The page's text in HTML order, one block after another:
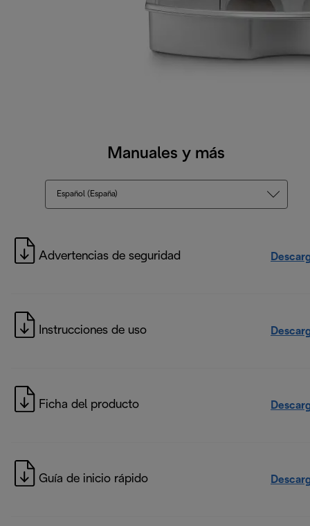
Manuales y más
Español (España)
Advertencias de seguridad
Instrucciones de uso
Ficha del producto
Guía de inicio rápido